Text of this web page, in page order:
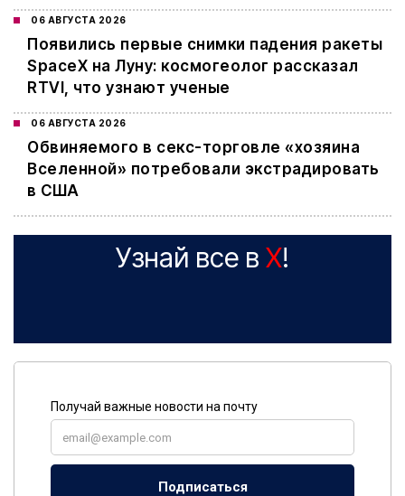
06 АВГУСТА 2026
Появились первые снимки падения ракеты
SpaceX на Луну: космогеолог рассказал
RTVI, что узнают ученые
06 АВГУСТА 2026
Обвиняемого в секс-торговле «хозяина
Вселенной» потребовали экстрадировать
в США
Узнай все в X!